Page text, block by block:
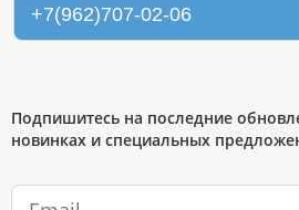
+7(962)707-02-06
Подпишитесь на последние
новинках и специальных